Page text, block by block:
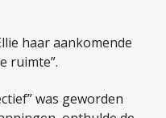
haar aankomende
ruimte”.
was geworden